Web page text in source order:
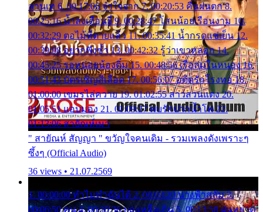
ลานเท 6. 00:17:06 จำใจจาก 7. 00:20:53 คืนฝนตก 8.
00:25:16 น้ำลงเดือนยี่ 9. 00:28:47 โสนน้อยเรือนงาม 10.
00:32:29 ตอไม้ที่ตายแล้ว 11. 00:35:41 น้ำกรดแช่เย็น 12.
00:39:08 อยากฟังซ้ำ 13. 00:42:32 รู้ว่าเขาหลอก 14.
00:45:25 รอหน่อยน้องติ๋ม 15. 00:48:56 เรือล่มในหนอง 16.
00:51:43 บัตรเชิญสีเลือด 17. 00:56:07 อดีตรักโรงทอ 18.
01:00:00 เขมรไล่ควาย 19. 01:02:55 สาวสวนแตง 20.
01:05:51 แอบมอง 21. 01:09:27 พบรักปากน้ำโพ 22.
01:13:06 สายัณห์เมา
" สายัณห์ สัญญา " ขวัญใจคนเดิม - รวมเพลงดังเพราะๆ
ซึ้งๆ (Official Audio)
36 views • 21.07.2569
1. 00:00:00 ทำไมทำฉันได้ 2. 00:03:20 นางฟ้าสลัม 3.
00:06:50 คน 4. 00:10:36 บุญเหลือเกิน 5. 00:13:58 ฝนหยาด